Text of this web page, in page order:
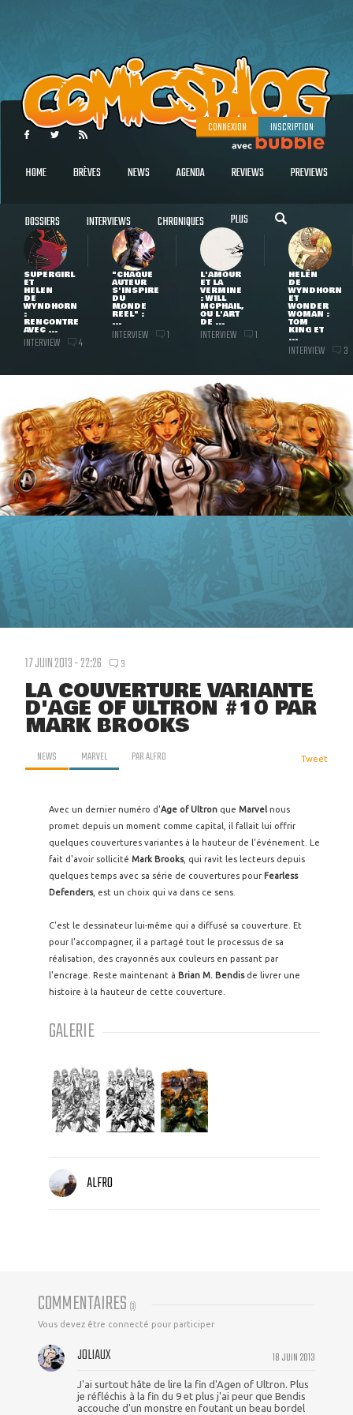
CONNEXION INSCRIPTION
HOME BRÈVES NEWS AGENDA REVIEWS PREVIEWS
DOSSIERS INTERVIEWS CHRONIQUES PLUS
SUPERGIRL
ET
HELEN
DE
WYNDHORN
:
RENCONTRE
AVEC ...
INTERVIEW 4
"CHAQUE
AUTEUR
S'INSPIRE
DU
MONDE
RÉEL" :
...
INTERVIEW 1
L'AMOUR
ET LA
VERMINE
: WILL
MCPHAIL,
OU L'ART
DE ...
INTERVIEW 1
HELEN
DE
WYNDHORN
ET
WONDER
WOMAN :
TOM
KING ET
...
INTERVIEW 3
17 JUIN 2013 - 22:26 3
LA COUVERTURE VARIANTE
D'AGE OF ULTRON #10 PAR
MARK BROOKS
NEWS MARVEL PARALFRO Tweet
Avec un dernier numéro d'Age of Ultron que Marvel nous
promet depuis un moment comme capital, il fallait lui offrir
quelques couvertures variantes à la hauteur de l'événement. Le
fait d'avoir sollicité Mark Brooks, qui ravit les lecteurs depuis
quelques temps avec sa série de couvertures pour Fearless
Defenders, est un choix qui va dans ce sens.
C'est le dessinateur lui-même qui a diffusé sa couverture. Et
pour l'accompagner, il a partagé tout le processus de sa
réalisation, des crayonnés aux couleurs en passant par
l'encrage. Reste maintenant à Brian M. Bendis de livrer une
histoire à la hauteur de cette couverture.
GALERIE
ALFRO
COMMENTAIRES (3)
Vous devez être connecté pour participer
18 JUIN 2013
JOLIAUX
J'ai surtout hâte de lire la fin d'Agen of Ultron. Plus
je réfléchis à la fin du 9 et plus j'ai peur que Bendis
accouche d'un monstre en foutant un beau bordel